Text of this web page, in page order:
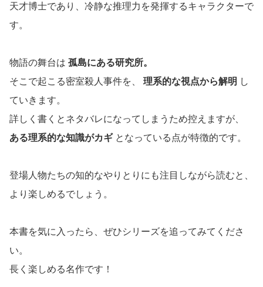
天才博士であり、冷静な推理力を発揮するキャラクターで
す。
物語の舞台は 孤島にある研究所。
そこで起こる密室殺人事件を、 理系的な視点から解明 し
ていきます。
詳しく書くとネタバレになってしまうため控えますが、
ある理系的な知識がカギとなっている点が特徴的です。
登場人物たちの知的なやりとりにも注目しながら読むと、
より楽しめるでしょう。
本書を気に入ったら、ぜひシリーズを追ってみてくださ
い。
長く楽しめる名作です！